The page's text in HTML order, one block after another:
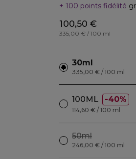
100 points fidélité
100,50 €
335,00 € / 100 ml
30ml
335,00 € / 100 ml
100ML 40%
114,60 € / 100 ml
50ml
246,00 € / 100 ml